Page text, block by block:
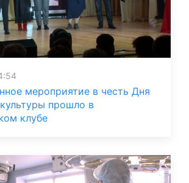
мероприятие в честь Дня
прошло в
клубе